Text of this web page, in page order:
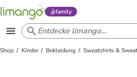
family
Shop Kinder Bekleidung Sweatshirts &